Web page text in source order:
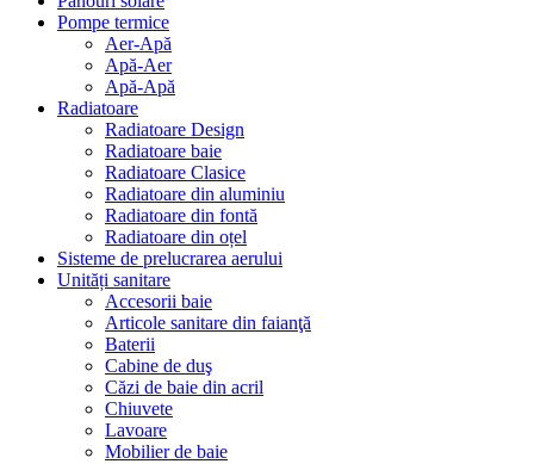
Pompe termice
Aer-Apă
Apă-Aer
Apă-Apă
Radiatoare
Radiatoare Design
Radiatoare baie
Radiatoare Clasice
Radiatoare din aluminiu
Radiatoare din fontă
Radiatoare din oțel
Sisteme de prelucrarea aerului
Unități sanitare
Accesorii baie
Articole sanitare din faianţă
Baterii
Cabine de duş
Căzi de baie din acril
Chiuvete
Lavoare
Mobilier de baie